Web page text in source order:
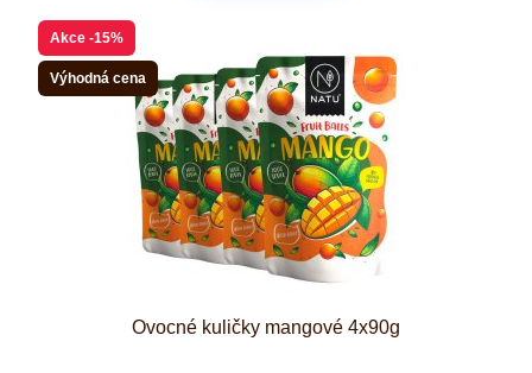
Akce -15%
Výhodná cena
Ovocné kuličky mangové 4x90g